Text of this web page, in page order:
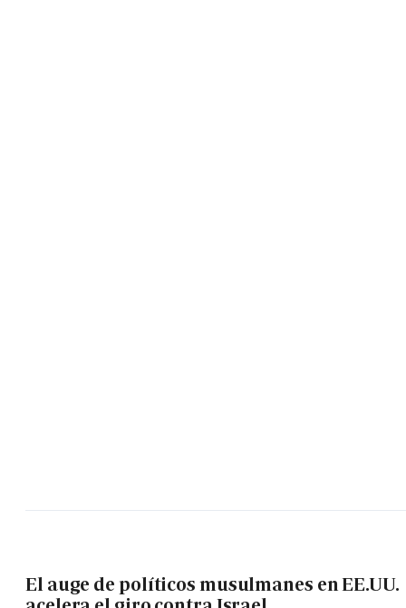
El auge de políticos musulmanes en EE.UU.